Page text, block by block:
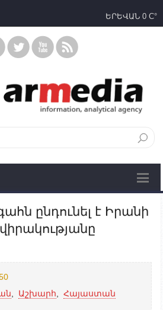
ԵՐԵՎԱՆ 0 C°
ընդունել է Իրանի
Աշխարհ Հայաստան